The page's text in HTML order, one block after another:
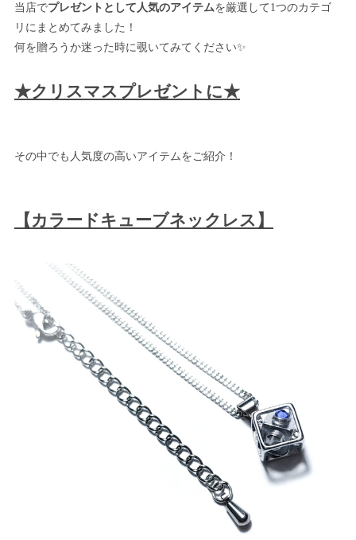
当店でプレゼントとして人気のアイテムを厳選して1つのカテゴ
リにまとめてみました！
何を贈ろうか迷った時に覗いてみてください✨
★クリスマスプレゼントに★
その中でも人気度の高いアイテムをご紹介！
【カラードキューブネックレス】